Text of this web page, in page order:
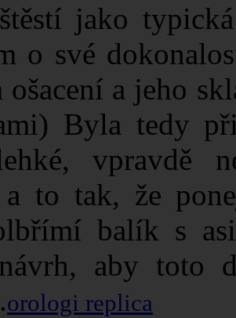
jako
o své
ošacení a jeho
Byla tedy
vpravdě
a to tak, že
balík s
aby toto
orologi replica